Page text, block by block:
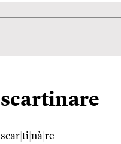
scartinare
scar ti nà re